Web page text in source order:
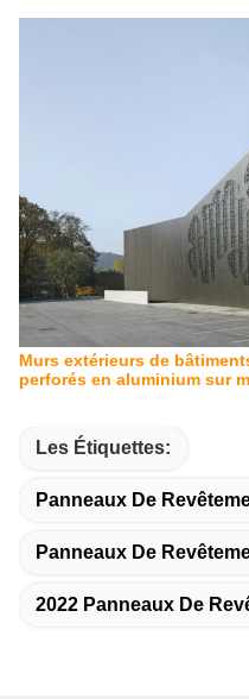
Murs extérieurs de
perforés en aluminium sur
Les Étiquettes:
Panneaux De
Panneaux De
2022 Panneaux De